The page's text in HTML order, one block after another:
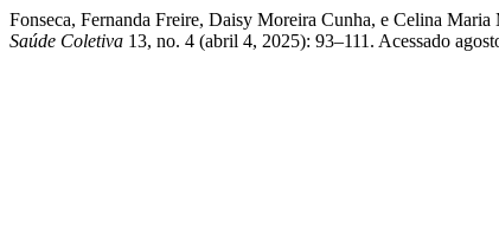
Fonseca, Fernanda Freire, Daisy Moreira Cunha, e Celina
Saúde Coletiva 13, no. 4 (abril 4, 2025): 93–111. Acessado